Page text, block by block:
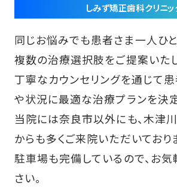
しみず矯正歯科クリニッ
同じお悩みでも患者さま一人ひ
複数の治療選択肢をご提案いたし
丁寧なカウンセリングを通じて
や状況に最適な治療プランを決定
当院には奈良市以外にも、木津
からも多くご来院いただいており
駐車場も完備しているので、お気
さい。